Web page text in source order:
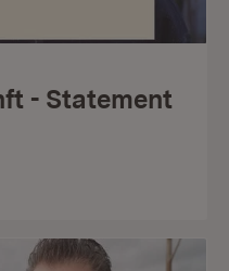
- Statement